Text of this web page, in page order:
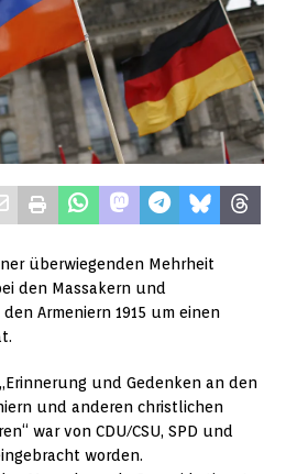
überwiegenden Mehrheit
den Massakern und
Armeniern 1915 um einen
und Gedenken an den
und anderen christlichen
war von CDU/CSU, SPD und
worden.